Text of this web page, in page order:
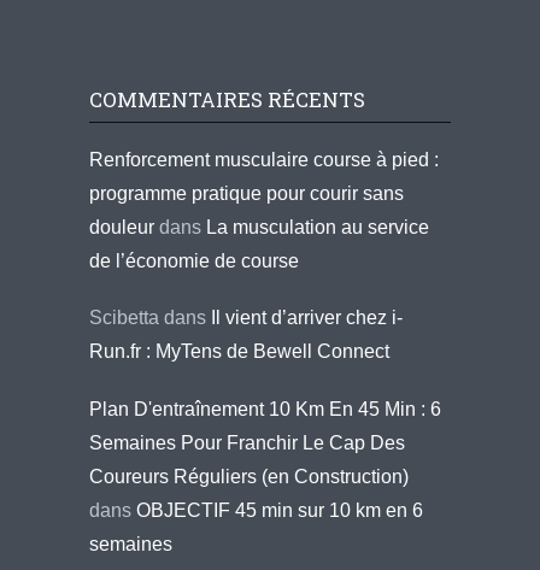
COMMENTAIRES RÉCENTS
Renforcement musculaire course à pied :
programme pratique pour courir sans
douleur dans La musculation au service
de l’économie de course
Scibetta dans
Il vient d’arriver chez i-
Run.fr : MyTens de Bewell Connect
Plan D'entraînement 10 Km En 45 Min : 6
Semaines Pour Franchir Le Cap Des
Coureurs Réguliers (en Construction)
dans OBJECTIF 45 min sur 10 km en 6
semaines